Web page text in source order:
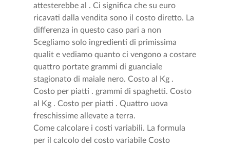
attesterebbe al . Ci significa che su euro
ricavati dalla vendita sono il costo diretto. La
differenza in questo caso pari a non
Scegliamo solo ingredienti di primissima
qualit e vediamo quanto ci vengono a costare
quattro portate grammi di guanciale
stagionato di maiale nero. Costo al Kg .
Costo per piatti . grammi di spaghetti. Costo
al Kg . Costo per piatti . Quattro uova
freschissime allevate a terra.
Come calcolare i costi variabili. La formula
per il calcolo del costo variabile Costo